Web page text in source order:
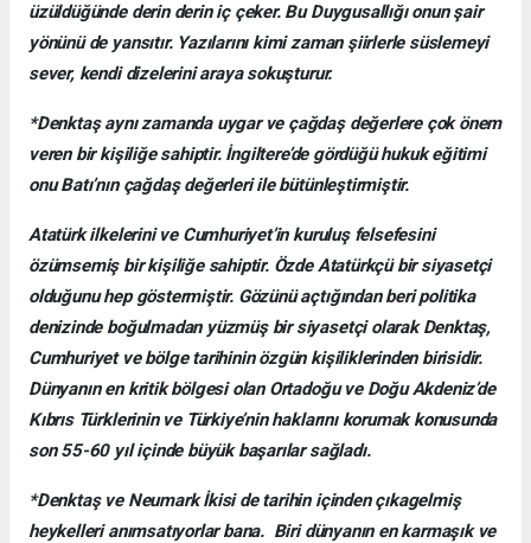
üzüldüğünde derin derin iç çeker. Bu Duygusallığı onun şair
yönünü de yansıtır. Yazılarını kimi zaman şiirlerle süslemeyi
sever, kendi dizelerini araya sokuşturur.
*Denktaş aynı zamanda uygar ve çağdaş değerlere çok önem
veren bir kişiliğe sahiptir. İngiltere’de gördüğü hukuk eğitimi
onu Batı’nın çağdaş değerleri ile bütünleştirmiştir.
Atatürk ilkelerini ve Cumhuriyet’in kuruluş felsefesini
özümsemiş bir kişiliğe sahiptir. Özde Atatürkçü bir siyasetçi
olduğunu hep göstermiştir. Gözünü açtığından beri politika
denizinde boğulmadan yüzmüş bir siyasetçi olarak Denktaş,
Cumhuriyet ve bölge tarihinin özgün kişiliklerinden birisidir.
Dünyanın en kritik bölgesi olan Ortadoğu ve Doğu Akdeniz’de
Kıbrıs Türklerinin ve Türkiye’nin haklarını korumak konusunda
son 55-60 yıl içinde büyük başarılar sağladı.
*Denktaş ve Neumark İkisi de tarihin içinden çıkagelmiş
heykelleri anımsatıyorlar bana. Biri dünyanın en karmaşık ve